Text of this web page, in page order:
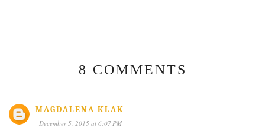
8 COMMENTS
MAGDALENA KLAK
December 5, 2015 at 6:07 PM